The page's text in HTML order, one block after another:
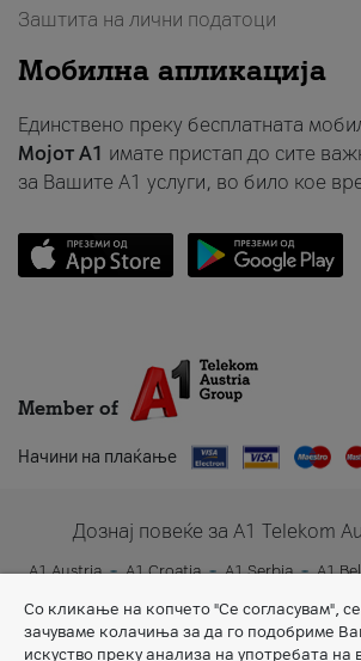
Заштита на лични податоци
Мобилна апликација
Единствено преку бесплатната
Мојот A1 имате пристап до сите
за Вашите A1 услуги, во било кое
Member of
Начини на плаќање
Дознај повеќе за A1 Telekom
A1 Austria A1 Croatia A1 Serbia A1
Со кликање на копчето "Се согласувам", се
зачуваме колачиња за да го подобриме
искуство преку анализа на употребата на